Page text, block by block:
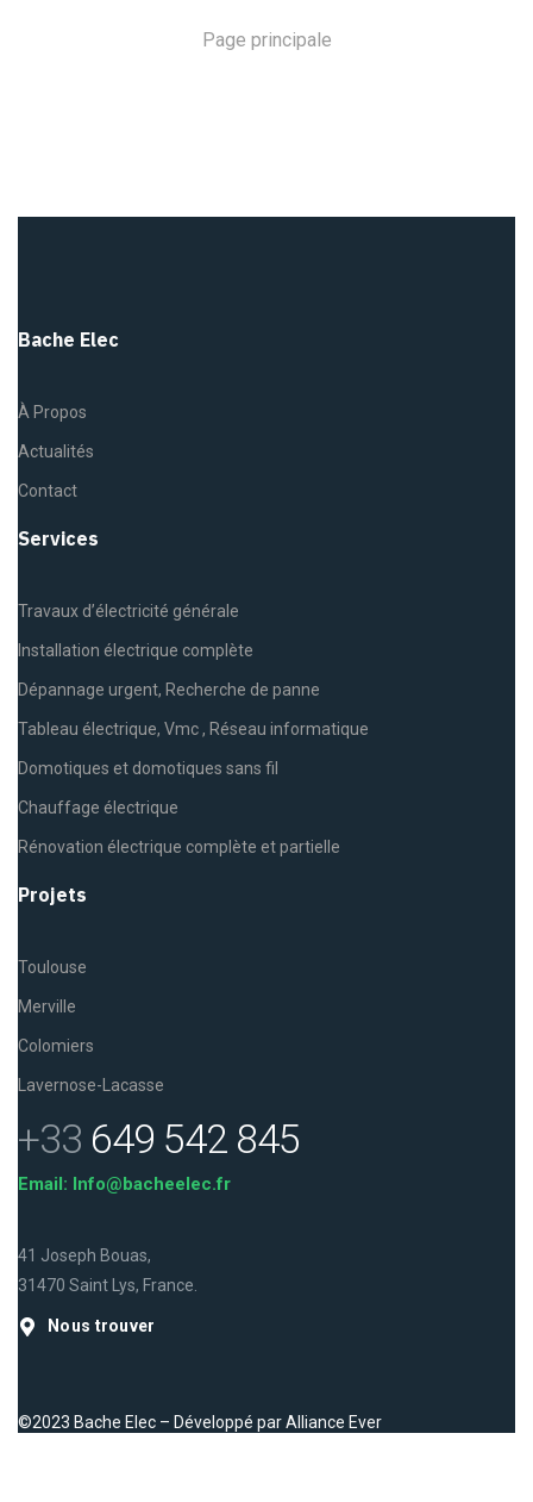
Page principale
Bache Elec
À Propos
Actualités
Contact
Services
Travaux d’électricité générale
Installation électrique complète
Dépannage urgent, Recherche de panne
Tableau électrique, Vmc , Réseau informatique
Domotiques et domotiques sans fil
Chauffage électrique
Rénovation électrique complète et partielle
Projets
Toulouse
Merville
Colomiers
Lavernose-Lacasse
+33 649 542 845
Email: Info@bacheelec.fr
41 Joseph Bouas,
31470 Saint Lys, France.
Nous trouver
©2023 Bache Elec – Développé parAlliance Ever